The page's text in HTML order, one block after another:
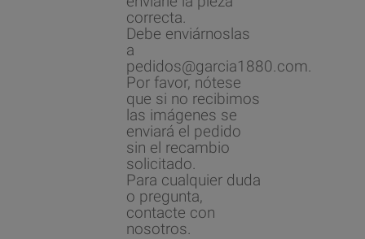
correcta.
Debe enviárnoslas
a
pedidos@garcia1880.com.
Por favor, nótese
que si no recibimos
las imágenes se
enviará el pedido
sin el recambio
solicitado.
Para cualquier duda
o pregunta,
contacte con
nosotros.